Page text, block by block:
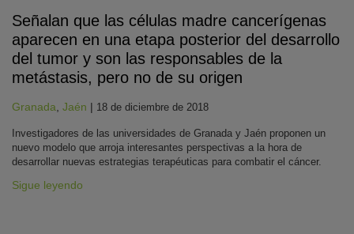
Señalan que las células madre cancerígenas
aparecen en una etapa posterior del desarrollo
del tumor y son las responsables de la
metástasis, pero no de su origen
Granada Jaén | 18 de diciembre de 2018
Investigadores de las universidades de Granada y Jaén proponen un
nuevo modelo que arroja interesantes perspectivas a la hora de
desarrollar nuevas estrategias terapéuticas para combatir el cáncer.
Sigue leyendo